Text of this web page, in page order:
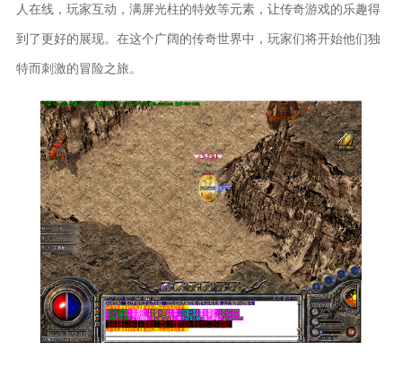
人在线，玩家互动，满屏光柱的特效等元素，让传奇游戏的乐趣得
到了更好的展现。在这个广阔的传奇世界中，玩家们将开始他们独
特而刺激的冒险之旅。